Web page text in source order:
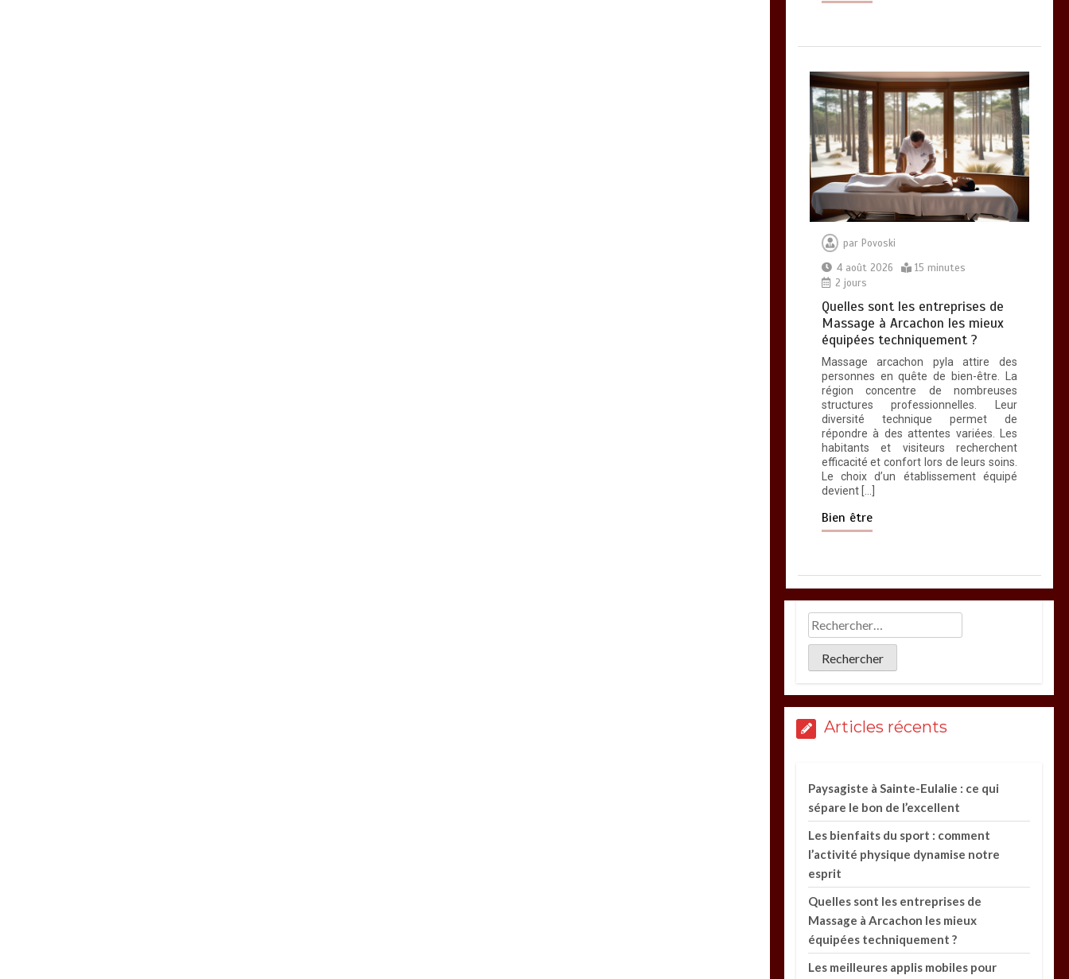
par Povoski
4 août 2026
15 minutes
2 jours
Quelles sont les entreprises de
Massage à Arcachon les mieux
équipées techniquement ?
Massage arcachon pyla attire des
personnes en quête de bien-être. La
région concentre de nombreuses
structures professionnelles. Leur
diversité technique permet de
répondre à des attentes variées. Les
habitants et visiteurs recherchent
efficacité et confort lors de leurs soins.
Le choix d’un établissement équipé
devient […]
Bien être
Articles récents
Paysagiste à Sainte-Eulalie : ce qui
sépare le bon de l’excellent
Les bienfaits du sport : comment
l’activité physique dynamise notre
esprit
Quelles sont les entreprises de
Massage à Arcachon les mieux
équipées techniquement ?
Les meilleures applis mobiles pour